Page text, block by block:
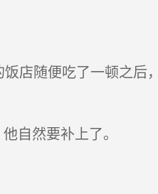
店随便吃了一顿之后
自然要补上了。